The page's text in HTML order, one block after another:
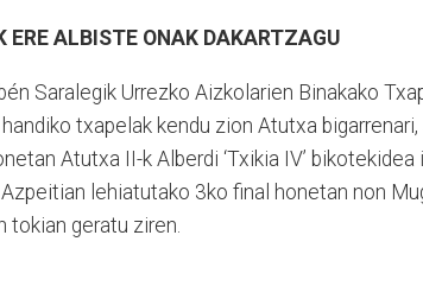
ERE ALBISTE ONAK DAKARTZAGU
Saralegik Urrezko Aizkolarien Binakako
txapelak kendu zion Atutxa
Atutxa II-k Alberdi ‘Txikia IV’
Azpeitian lehiatutako 3ko final honetan non
tokian geratu ziren.